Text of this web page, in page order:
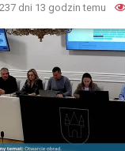
237 dni 13 godzin temu